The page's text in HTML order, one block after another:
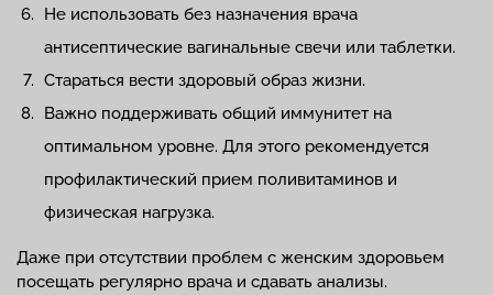
Не использовать без назначения врача
антисептические вагинальные свечи или таблетки.
Стараться вести здоровый образ жизни.
Важно поддерживать общий иммунитет на
оптимальном уровне. Для этого рекомендуется
профилактический прием поливитаминов и
физическая нагрузка.
Даже при отсутствии проблем с женским здоровьем
посещать регулярно врача и сдавать анализы.